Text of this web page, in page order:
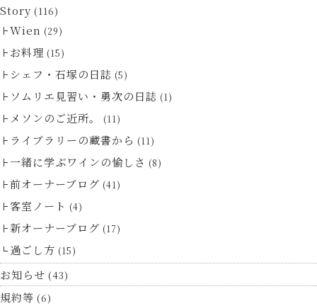
Story (116)
Wien (29)
お料理 (15)
シェフ・石塚の日誌 (5)
ソムリエ見習い・勇次の日誌 (1)
メソンのご近所。 (11)
ライブラリーの蔵書から (11)
一緒に学ぶワインの愉しさ (8)
前オーナーブログ (41)
客室ノート (4)
新オーナーブログ (17)
過ごし方 (15)
お知らせ (43)
規約等 (6)